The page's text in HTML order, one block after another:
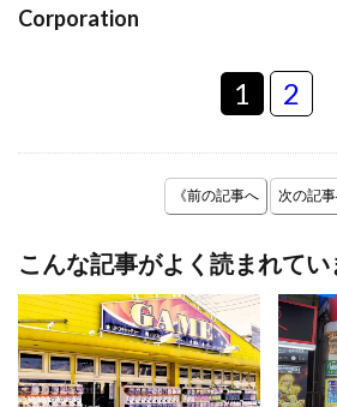
Corporation
1 2
《前の記事へ 次の記事
こんな記事がよく読まれてい